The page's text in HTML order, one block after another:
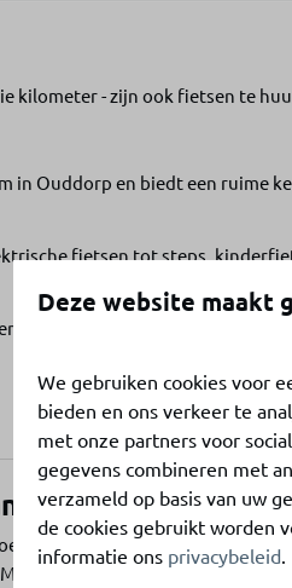
kilometer - zijn ook fietsen te
in Ouddorp en biedt een ruime
fietsen tot steps,
comfort. Je huurt hier
stranden van Ouddorp zijn
een mooie afwisseling tussen
Deze website maakt
We gebruiken cookies voor
bieden en ons verkeer te
met onze partners voor
gegevens combineren met
verzameld op basis van uw
de cookies gebruikt worden
informatie ons privacybeleid.